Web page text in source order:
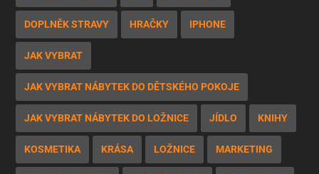
DOPLNĚK STRAVY HRAČKY IPHONE
JAK VYBRAT
JAK VYBRAT NÁBYTEK DO DĚTSKÉHO POKOJE
JAK VYBRAT NÁBYTEK DO LOŽNICE JÍDLO KNIHY
KOSMETIKA KRÁSA LOŽNICE MARKETING